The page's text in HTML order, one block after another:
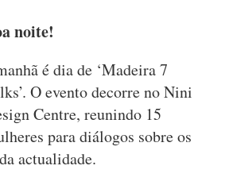
noite!
é dia de ‘Madeira 7
O evento decorre no Nini
Centre, reunindo 15
para diálogos sobre os
actualidade.